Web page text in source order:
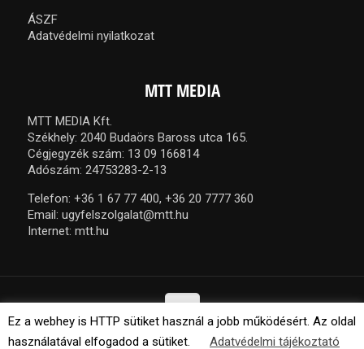
ÁSZF
Adatvédelmi nyilatkozat
MTT MEDIA
MTT MEDIA Kft.
Székhely: 2040 Budaörs Baross utca 165.
Cégjegyzék szám: 13 09 166814
Adószám: 24753283-2-13
Telefon: +36 1 67 77 400, +36 20 7777 360
Email: ugyfelszolgalat@mtt.hu
Internet: mtt.hu
Ez a webhey is HTTP sütiket használ a jobb működésért. Az oldal
használatával elfogadod a sütiket.
Adatvédelmi tájékoztató